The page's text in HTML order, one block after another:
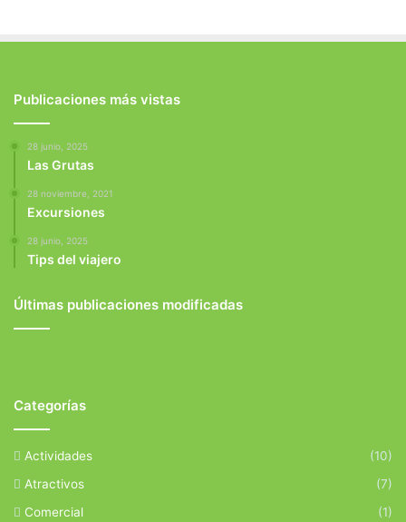
Publicaciones más vistas
28 junio, 2025
Las Grutas
28 noviembre, 2021
Excursiones
28 junio, 2025
Tips del viajero
Últimas publicaciones modificadas
Categorías
Actividades
(10)
Atractivos
(7)
Comercial
(1)